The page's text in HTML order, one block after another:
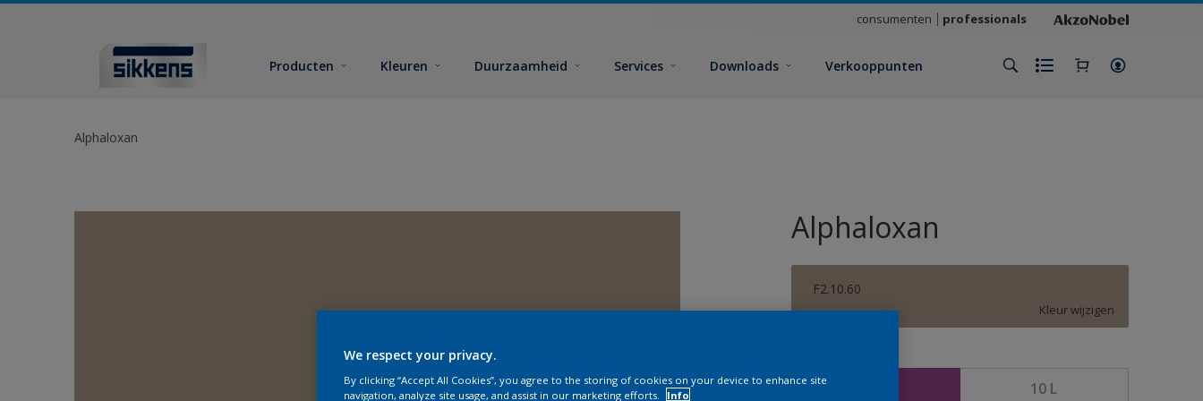
consumenten professionals
Producten Kleuren Duurzaamheid Services Downloads Verkooppunten
Alphaloxan
Alphaloxan
F2.10.60
Kleur wijzigen
10 L
We respect your privacy.
By clicking “Accept All Cookies”, you agree to the storing of cookies on your device to enhance site
navigation, analyze site usage, and assist in our marketing efforts.
Info